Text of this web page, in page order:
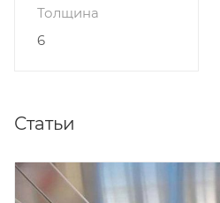
Толщина
6
Статьи